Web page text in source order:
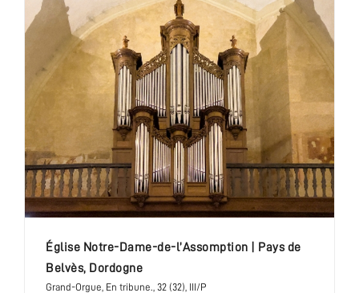
église Notre-Dame-de-l’Assomption
Pays de
Belvès, Dordogne
Grand-Orgue, En tribune., 32 (32), III/P